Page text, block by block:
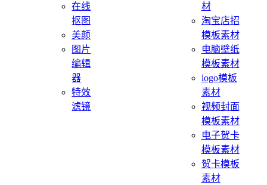
在线
抠图
美颜
图片
编辑
器
特效
滤镜
材
淘宝店招
模板素材
电脑壁纸
模板素材
logo模板
素材
视频封面
模板素材
电子贺卡
模板素材
贺卡模板
素材